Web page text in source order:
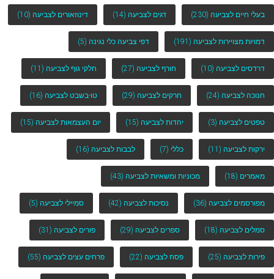
בעלי חיים לצביעה (230) דגים לצביעה (14) דינוזאורים לצביעה (10)
דמויות מצויירות לצביעה (191) דפי צביעה כלי נגינה (5)
דרדסים לצביעה (10) חורף לצביעה (27) חלקי גוף לצביעה (11)
חנוכה לצביעה (24) חרקים לצביעה (29) טו-בשבט לצביעה (16)
טפטים לצביעה (3) יהדות לצביעה (15) יום העצמאות לצביעה (15)
ירקות לצביעה (11) כללי (7) לבבות לצביעה (16)
מאמרים (18) מכוניות ומשאיות לצביעה (43)
מפורסמים לצביעה (36) נסיכות לצביעה (42) סמיילי לצביעה (5)
סמלים לצביעה (18) ספרים לצביעה (29) פורים לצביעה (31)
פירות לצביעה (25) פסח לצביעה (22) פרחים עצים לצביעה (55)